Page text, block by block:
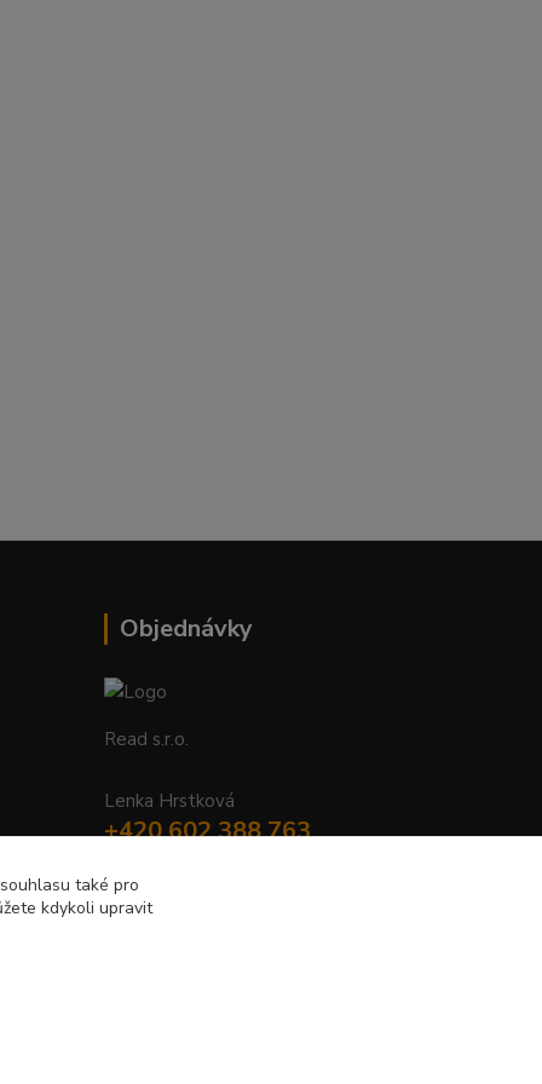
Objednávky
Read s.r.o.
Lenka Hrstková
+420 602 388 763
objednavky@read.cz
také pro
kdykoli upravit